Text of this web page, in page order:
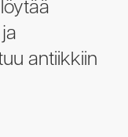
antiikkiin